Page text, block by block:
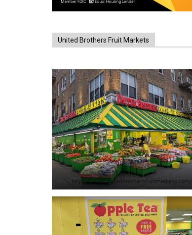
United Brothers Fruit Markets
https://www.unitedbrothersfruitmarkets.com/